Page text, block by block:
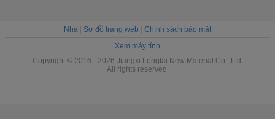
Nhà Sơ đồ trang web
Chính sách bảo mật
Xem máy tính
Copyright © 2016 - 2026 Jiangxi Longtai New Material Co., Ltd.
All rights reserved.